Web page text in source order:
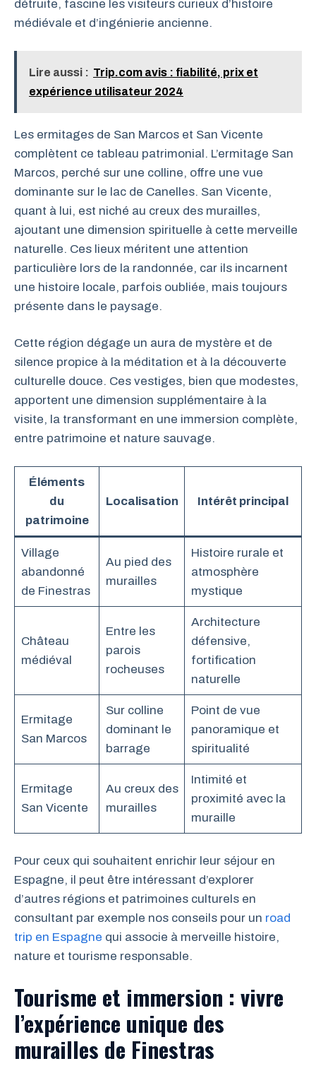
détruite, fascine les visiteurs curieux d’histoire
médiévale et d’ingénierie ancienne.
Lire aussi : Trip.com avis : fiabilité, prix et
expérience utilisateur 2024
Les ermitages de San Marcos et San Vicente
complètent ce tableau patrimonial. L’ermitage San
Marcos, perché sur une colline, offre une vue
dominante sur le lac de Canelles. San Vicente,
quant à lui, est niché au creux des murailles,
ajoutant une dimension spirituelle à cette merveille
naturelle. Ces lieux méritent une attention
particulière lors de la randonnée, car ils incarnent
une histoire locale, parfois oubliée, mais toujours
présente dans le paysage.
Cette région dégage un aura de mystère et de
silence propice à la méditation et à la découverte
culturelle douce. Ces vestiges, bien que modestes,
apportent une dimension supplémentaire à la
visite, la transformant en une immersion complète,
entre patrimoine et nature sauvage.
Éléments
du
patrimoine
Localisation Intérêt principal
Village
abandonné
de Finestras
Au pied des
murailles
Histoire rurale et
atmosphère
mystique
Château
médiéval
Entre les
parois
rocheuses
Architecture
défensive,
fortification
naturelle
Ermitage
San Marcos
Sur colline
dominant le
barrage
Point de vue
panoramique et
spiritualité
Ermitage
San Vicente
Au creux des
murailles
Intimité et
proximité avec la
muraille
Pour ceux qui souhaitent enrichir leur séjour en
Espagne, il peut être intéressant d’explorer
d’autres régions et patrimoines culturels en
consultant par exemple nos conseils pour un road
trip en Espagne qui associe à merveille histoire,
nature et tourisme responsable.
Tourisme et immersion : vivre
l’expérience unique des
murailles de Finestras